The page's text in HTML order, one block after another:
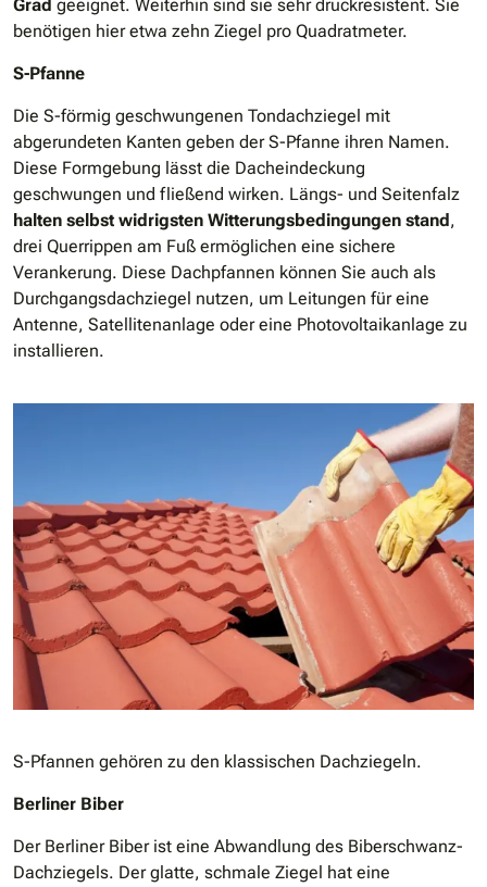
Grad geeignet. Weiterhin sind sie sehr druckresistent. Sie
benötigen hier etwa zehn Ziegel pro Quadratmeter.
S-Pfanne
Die S-förmig geschwungenen Tondachziegel mit
abgerundeten Kanten geben der S-Pfanne ihren Namen.
Diese Formgebung lässt die Dacheindeckung
geschwungen und fließend wirken. Längs- und Seitenfalz
halten selbst widrigsten Witterungsbedingungen stand,
drei Querrippen am Fuß ermöglichen eine sichere
Verankerung. Diese Dachpfannen können Sie auch als
Durchgangsdachziegel nutzen, um Leitungen für eine
Antenne, Satellitenanlage oder eine Photovoltaikanlage zu
installieren.
S-Pfannen gehören zu den klassischen Dachziegeln.
Berliner Biber
Der Berliner Biber ist eine Abwandlung des Biberschwanz-
Dachziegels. Der glatte, schmale Ziegel hat eine